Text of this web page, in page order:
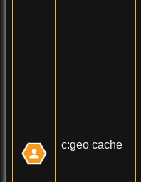
c:geo cache